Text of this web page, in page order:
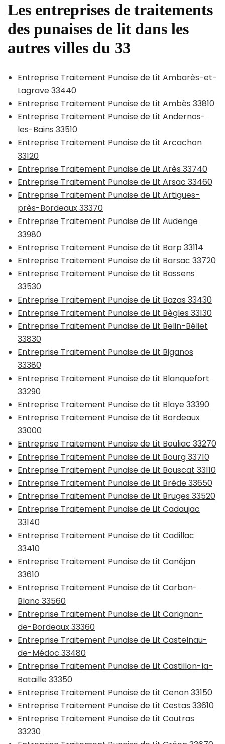
Les entreprises de traitements
des punaises de lit dans les
autres villes du 33
Entreprise Traitement Punaise de Lit Ambarès-et-
Lagrave 33440
Entreprise Traitement Punaise de Lit Ambès 33810
Entreprise Traitement Punaise de Lit Andernos-
les-Bains 33510
Entreprise Traitement Punaise de Lit Arcachon
33120
Entreprise Traitement Punaise de Lit Arès 33740
Entreprise Traitement Punaise de Lit Arsac 33460
Entreprise Traitement Punaise de Lit Artigues-
près-Bordeaux 33370
Entreprise Traitement Punaise de Lit Audenge
33980
Entreprise Traitement Punaise de Lit Barp 33114
Entreprise Traitement Punaise de Lit Barsac 33720
Entreprise Traitement Punaise de Lit Bassens
33530
Entreprise Traitement Punaise de Lit Bazas 33430
Entreprise Traitement Punaise de Lit Bègles 33130
Entreprise Traitement Punaise de Lit Belin-Béliet
33830
Entreprise Traitement Punaise de Lit Biganos
33380
Entreprise Traitement Punaise de Lit Blanquefort
33290
Entreprise Traitement Punaise de Lit Blaye 33390
Entreprise Traitement Punaise de Lit Bordeaux
33000
Entreprise Traitement Punaise de Lit Bouliac 33270
Entreprise Traitement Punaise de Lit Bourg 33710
Entreprise Traitement Punaise de Lit Bouscat 33110
Entreprise Traitement Punaise de Lit Brède 33650
Entreprise Traitement Punaise de Lit Bruges 33520
Entreprise Traitement Punaise de Lit Cadaujac
33140
Entreprise Traitement Punaise de Lit Cadillac
33410
Entreprise Traitement Punaise de Lit Canéjan
33610
Entreprise Traitement Punaise de Lit Carbon-
Blanc 33560
Entreprise Traitement Punaise de Lit Carignan-
de-Bordeaux 33360
Entreprise Traitement Punaise de Lit Castelnau-
de-Médoc 33480
Entreprise Traitement Punaise de Lit Castillon-la-
Bataille 33350
Entreprise Traitement Punaise de Lit Cenon 33150
Entreprise Traitement Punaise de Lit Cestas 33610
Entreprise Traitement Punaise de Lit Coutras
33230